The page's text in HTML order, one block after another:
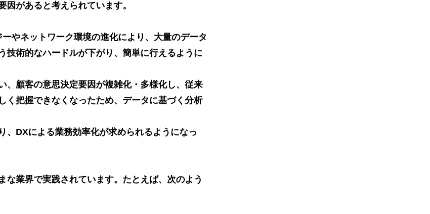
因があると考えられています。
やネットワーク環境の進化により、大量のデータ
技術的なハードルが下がり、簡単に行えるように
、顧客の意思決定要因が複雑化・多様化し、従来
く把握できなくなったため、データに基づく分析
、DXによる業務効率化が求められるようになっ
な業界で実践されています。たとえば、次のよう